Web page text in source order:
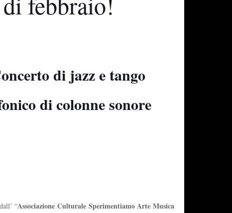
di jazz e tango
di colonne sonore
“Associazione Culturale Sperimentiamo Arte Musica